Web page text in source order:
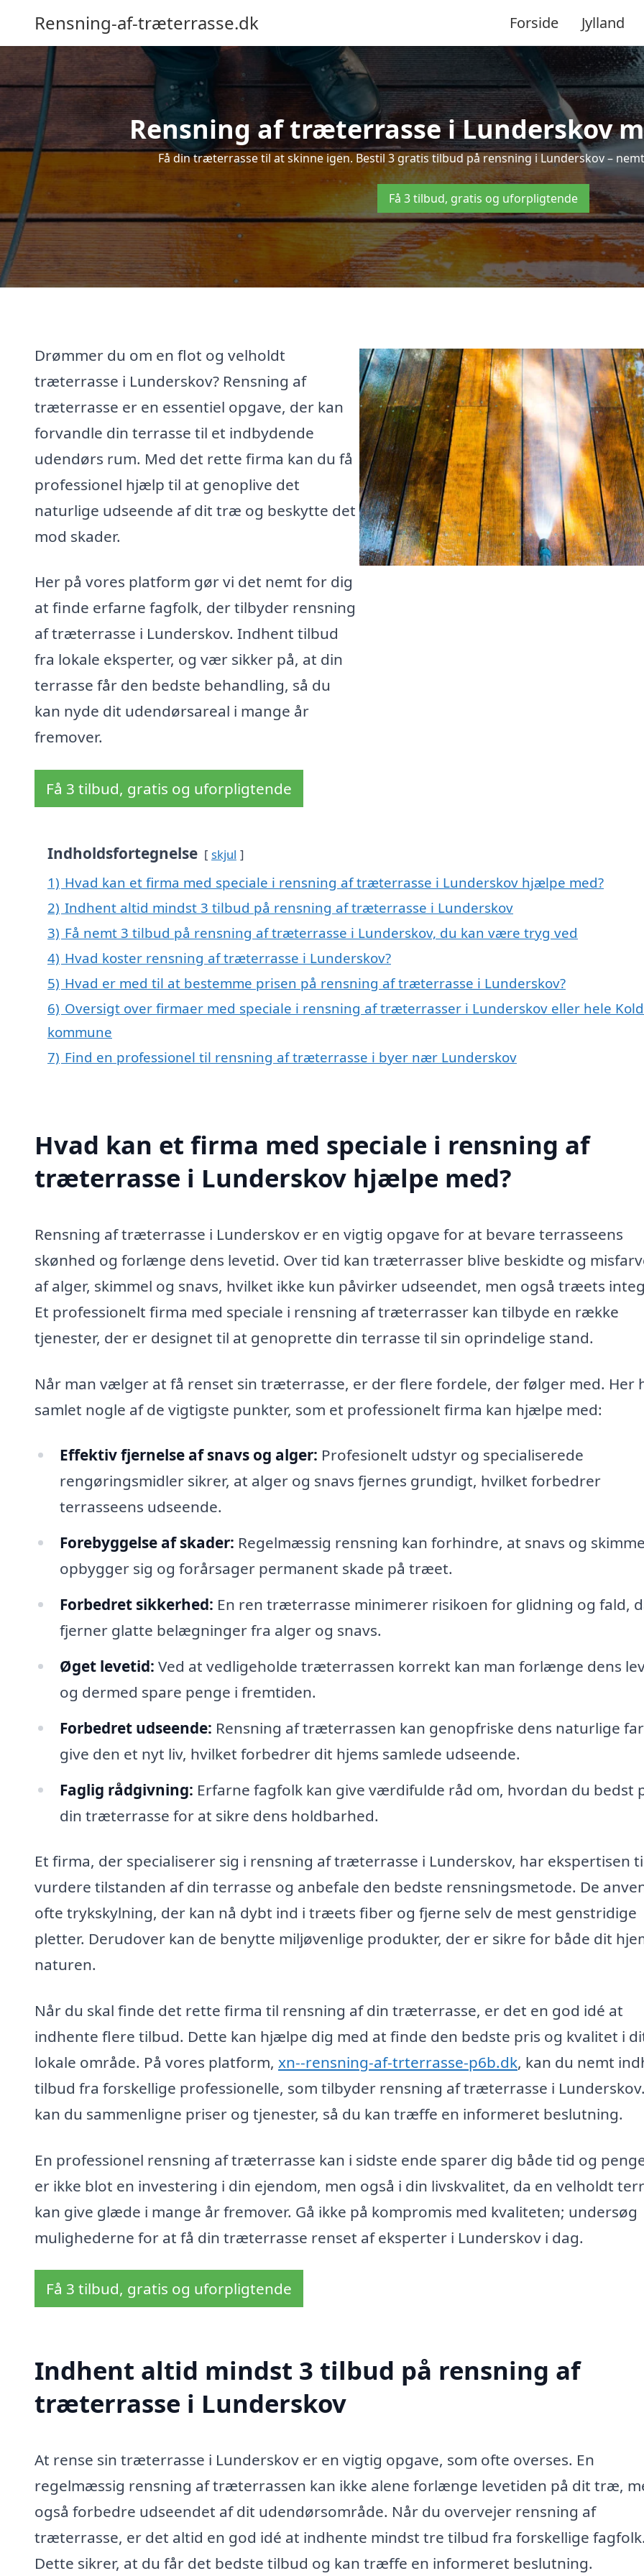
Rensning-af-træterrasse.dk Forside Jylland
Rensning af træterrasse i Lunderskov
Få din træterrasse til at skinne igen. Bestil 3 gratis tilbud på rensning i Lunderskov –
Få 3 tilbud, gratis og uforpligtende
Drømmer du om en flot og velholdt
træterrasse i Lunderskov? Rensning af
træterrasse er en essentiel opgave, der kan
forvandle din terrasse til et indbydende
udendørs rum. Med det rette firma kan du få
professionel hjælp til at genoplive det
naturlige udseende af dit træ og beskytte det
mod skader.
Her på vores platform gør vi det nemt for dig
at finde erfarne fagfolk, der tilbyder rensning
af træterrasse i Lunderskov. Indhent tilbud
fra lokale eksperter, og vær sikker på, at din
terrasse får den bedste behandling, så du
kan nyde dit udendørsareal i mange år
fremover.
Få 3 tilbud, gratis og uforpligtende
Indholdsfortegnelse skjul
1) Hvad kan et firma med speciale i rensning af træterrasse i Lunderskov hjælpe med?
2) Indhent altid mindst 3 tilbud på rensning af træterrasse i Lunderskov
3) Få nemt 3 tilbud på rensning af træterrasse i Lunderskov, du kan være tryg ved
4) Hvad koster rensning af træterrasse i Lunderskov?
5) Hvad er med til at bestemme prisen på rensning af træterrasse i Lunderskov?
6) Oversigt over firmaer med speciale i rensning af træterrasser i Lunderskov eller hele
kommune
7) Find en professionel til rensning af træterrasse i byer nær Lunderskov
Hvad kan et firma med speciale i rensning af
træterrasse i Lunderskov hjælpe med?
Rensning af træterrasse i Lunderskov er en vigtig opgave for at bevare terrasseens
skønhed og forlænge dens levetid. Over tid kan træterrasser blive beskidte og
af alger, skimmel og snavs, hvilket ikke kun påvirker udseendet, men også træets
Et professionelt firma med speciale i rensning af træterrasser kan tilbyde en række
tjenester, der er designet til at genoprette din terrasse til sin oprindelige stand.
Når man vælger at få renset sin træterrasse, er der flere fordele, der følger med. Her
samlet nogle af de vigtigste punkter, som et professionelt firma kan hjælpe med:
Effektiv fjernelse af snavs og alger: Profesionelt udstyr og specialiserede
rengøringsmidler sikrer, at alger og snavs fjernes grundigt, hvilket forbedrer
terrasseens udseende.
Forebyggelse af skader: Regelmæssig rensning kan forhindre, at snavs og
opbygger sig og forårsager permanent skade på træet.
Forbedret sikkerhed: En ren træterrasse minimerer risikoen for glidning og fald,
fjerner glatte belægninger fra alger og snavs.
Øget levetid: Ved at vedligeholde træterrassen korrekt kan man forlænge dens
og dermed spare penge i fremtiden.
Forbedret udseende: Rensning af træterrassen kan genopfriske dens naturlige
give den et nyt liv, hvilket forbedrer dit hjems samlede udseende.
Faglig rådgivning: Erfarne fagfolk kan give værdifulde råd om, hvordan du bedst
din træterrasse for at sikre dens holdbarhed.
Et firma, der specialiserer sig i rensning af træterrasse i Lunderskov, har ekspertisen
vurdere tilstanden af din terrasse og anbefale den bedste rensningsmetode. De
ofte trykskylning, der kan nå dybt ind i træets fiber og fjerne selv de mest genstridige
pletter. Derudover kan de benytte miljøvenlige produkter, der er sikre for både dit
naturen.
Når du skal finde det rette firma til rensning af din træterrasse, er det en god idé at
indhente flere tilbud. Dette kan hjælpe dig med at finde den bedste pris og kvalitet i
lokale område. På vores platform, xn--rensning-af-trterrasse-p6b.dk, kan du nemt
tilbud fra forskellige professionelle, som tilbyder rensning af træterrasse i
kan du sammenligne priser og tjenester, så du kan træffe en informeret beslutning.
En professionel rensning af træterrasse kan i sidste ende sparer dig både tid og
er ikke blot en investering i din ejendom, men også i din livskvalitet, da en velholdt
kan give glæde i mange år fremover. Gå ikke på kompromis med kvaliteten; undersøg
mulighederne for at få din træterrasse renset af eksperter i Lunderskov i dag.
Få 3 tilbud, gratis og uforpligtende
Indhent altid mindst 3 tilbud på rensning af
træterrasse i Lunderskov
At rense sin træterrasse i Lunderskov er en vigtig opgave, som ofte overses. En
regelmæssig rensning af træterrassen kan ikke alene forlænge levetiden på dit træ,
også forbedre udseendet af dit udendørsområde. Når du overvejer rensning af
træterrasse, er det altid en god idé at indhente mindst tre tilbud fra forskellige fagfolk.
Dette sikrer, at du får det bedste tilbud og kan træffe en informeret beslutning.